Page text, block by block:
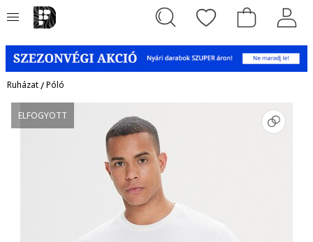
Ruházat/Póló
ELFOGYOTT